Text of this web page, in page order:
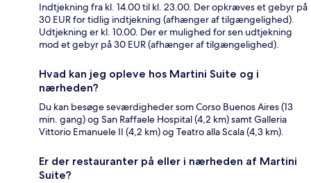
Indtjekning fra kl. 14.00 til kl. 23.00. Der opkræves et gebyr på
30 EUR for tidlig indtjekning (afhænger af tilgængelighed).
Udtjekning er kl. 10.00. Der er mulighed for sen udtjekning
mod et gebyr på 30 EUR (afhænger af tilgængelighed).
Hvad kan jeg opleve hos Martini Suite og i
nærheden?
Du kan besøge seværdigheder som Corso Buenos Aires (13
min. gang) og San Raffaele Hospital (4,2 km) samt Galleria
Vittorio Emanuele II (4,2 km) og Teatro alla Scala (4,3 km).
Er der restauranter på eller i nærheden af Martini
Suite?